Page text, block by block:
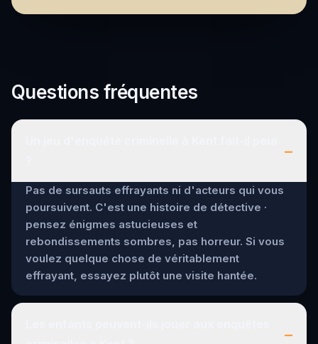
Questions fréquentes
–
Pas de sursauts effrayants ni d'acteurs qui vous
poursuivent. C'est une histoire de détective ·
pensez énigmes astucieuses et
rebondissements sombres, pas horreur. Si vous
voulez quelque chose de véritablement
effrayant, essayez plutôt une visite hantée.
–